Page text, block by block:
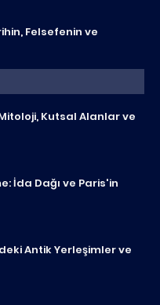
Felsefenin ve
Kutsal Alanlar ve
İda Dağı ve Paris'in
Antik Yerleşimler ve